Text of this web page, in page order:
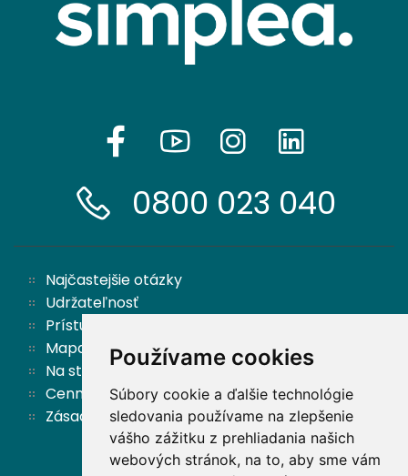
Používame cookies
Súbory cookie a ďalšie technológie
sledovania používame na zlepšenie
vášho zážitku z prehliadania našich
webových stránok, na to, aby sme vám
0800 023 040
Najčastejšie otázky
Udržateľnosť
Prístupnosť
Mapa stránok
Na stiahnutie
Cenník
Zásady ochrany osobných údajov a cookies